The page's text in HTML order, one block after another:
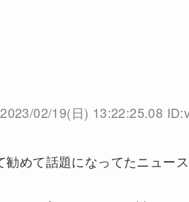
2023/02/19(日) 13:22:25.08
めて話題になってたニュー